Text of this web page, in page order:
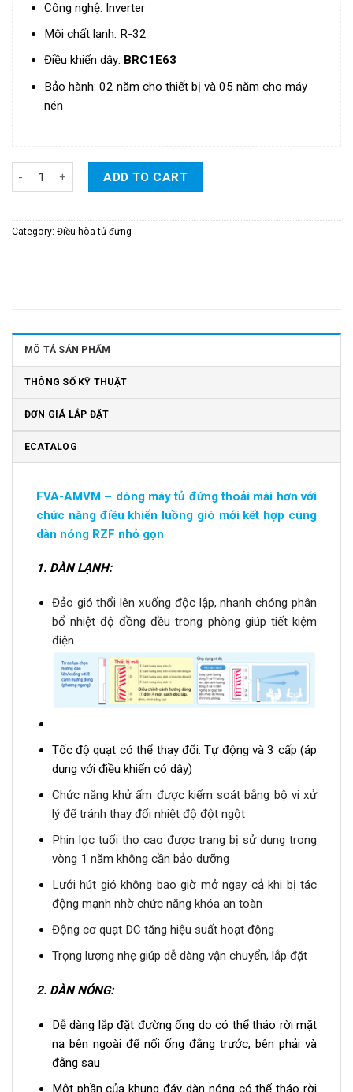
Công nghệ: Inverter
Môi chất lạnh: R-32
Điều khiển dây: BRC1E63
Bảo hành: 02 năm cho thiết bị và 05 năm cho máy
nén
Điều Hòa Daikin Tủ Đứng Inverter 1 Chiều 43.000 BTU/H - Model:
ADD TO CART
Category: Điều hòa tủ đứng
MÔ TẢ SẢN PHẨM
THÔNG SỐ KỸ THUẬT
ĐƠN GIÁ LẮP ĐẶT
ECATALOG
FVA-AMVM – dòng máy tủ đứng thoải mái hơn với
chức năng điều khiển luồng gió mới kết hợp cùng
dàn nóng RZF nhỏ gọn
1. DÀN LẠNH:
Đảo gió thổi lên xuống độc lập, nhanh chóng phân
bổ nhiệt độ đồng đều trong phòng giúp tiết kiệm
điện
Tốc độ quạt có thể thay đổi: Tự động và 3 cấp (áp
dụng với điều khiển có dây)
Chức năng khử ẩm được kiểm soát bằng bộ vi xử
lý để tránh thay đổi nhiệt độ đột ngột
Phin lọc tuổi thọ cao được trang bị sử dụng trong
vòng 1 năm không cần bảo dưỡng
Lưới hút gió không bao giờ mở ngay cả khi bị tác
động mạnh nhờ chức năng khóa an toàn
Động cơ quạt DC tăng hiệu suất hoạt động
Trọng lượng nhẹ giúp dễ dàng vận chuyển, lắp đặt
2. DÀN NÓNG:
Dễ dàng lắp đặt đường ống do có thể tháo rời mặt
nạ bên ngoài để nối ống đằng trước, bên phải và
đằng sau
Một phần của khung đáy dàn nóng có thể tháo rời